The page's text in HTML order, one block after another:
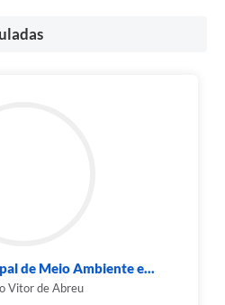
de Meio Ambiente e...
Vitor de Abreu